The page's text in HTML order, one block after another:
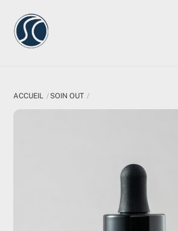
content
ACCUEIL SOIN OUT